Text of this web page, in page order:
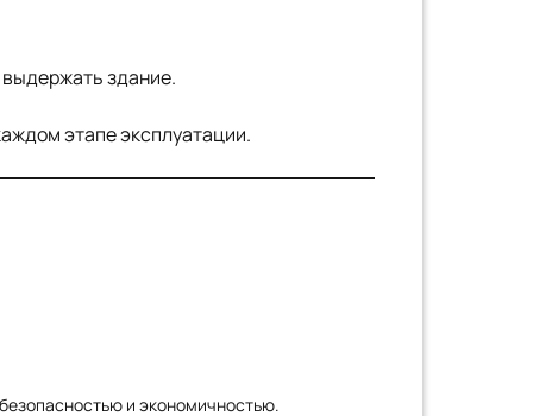
здание.
этапе эксплуатации.
и экономичностью.